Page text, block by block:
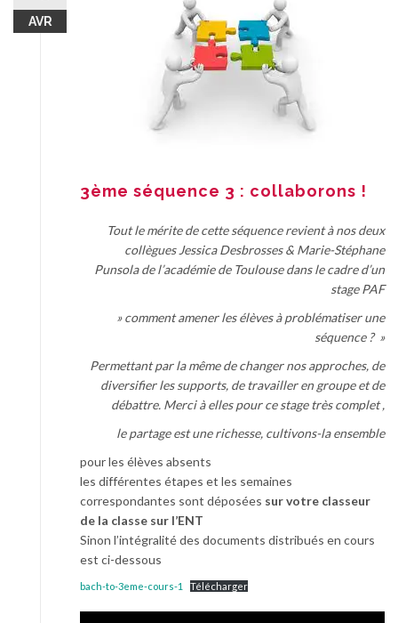
AVR
3ème séquence 3 : collaborons !
Tout le mérite de cette séquence revient à nos deux
collègues Jessica Desbrosses & Marie-Stéphane
Punsola de l’académie de Toulouse dans le cadre d’un
stage PAF
» comment amener les élèves à problématiser une
séquence ? »
Permettant par la même de changer nos approches, de
diversifier les supports, de travailler en groupe et de
débattre. Merci à elles pour ce stage très complet ,
le partage est une richesse, cultivons-la ensemble
pour les élèves absents
les différentes étapes et les semaines
correspondantes sont déposées sur votre classeur
de la classe sur l’ENT
Sinon l’intégralité des documents distribués en cours
est ci-dessous
bach-to-3eme-cours-1 Télécharger